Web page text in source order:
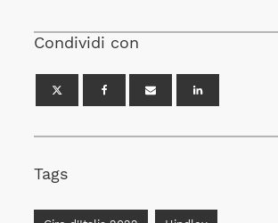
Condividi con
Tags